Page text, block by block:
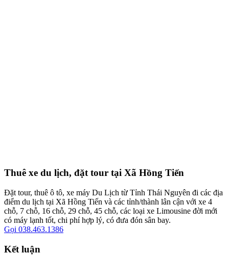
Thuê xe du lịch, đặt tour tại Xã Hồng Tiến
Đặt tour, thuê ô tô, xe máy Du Lịch từ Tỉnh Thái Nguyên đi các địa
điểm du lịch tại Xã Hồng Tiến và các tỉnh/thành lân cận với xe 4
chỗ, 7 chỗ, 16 chỗ, 29 chỗ, 45 chỗ, các loại xe Limousine đời mới
có máy lạnh tốt, chi phí hợp lý, có đưa đón sân bay.
Gọi 038.463.1386
Kết luận